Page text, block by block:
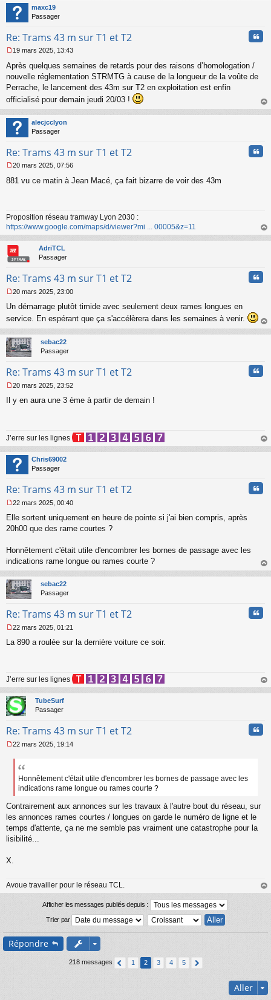
maxc19
Passager
Re: Trams 43 m sur T1 et T2
e
s
g
n
o
n
u
19 mars 2025, 13:43
Après quelques semaines de retards pour des raisons d’homologation /
nouvelle réglementation STRMTG à cause de la longueur de la voûte de
Perrache, le lancement des 43m sur T2 en exploitation est enfin
officialisé pour demain jeudi 20/03 !
au
alecjcclyon
Passager
Re: Trams 43 m sur T1 et T2
e
g
e
n
o
n
l
20 mars 2025, 07:56
881 vu ce matin à Jean Macé, ça fait bizarre de voir des 43m
Proposition réseau tramway Lyon 2030 :
https://www.google.com/maps/d/viewer?mi ... 00005&z=11
au
AdriTCL
Passager
Re: Trams 43 m sur T1 et T2
e
s
a
g
e
o
l
u
20 mars 2025, 23:00
Un démarrage plutôt timide avec seulement deux rames longues en
service. En espérant que ça s'accélèrera dans les semaines à venir.
au
sebac22
Passager
Re: Trams 43 m sur T1 et T2
e
g
e
n
o
n
u
20 mars 2025, 23:52
Il y en aura une 3 ème à partir de demain !
J’erre sur les lignes
au
Chris69002
Passager
Re: Trams 43 m sur T1 et T2
e
s
g
e
n
o
n
l
22 mars 2025, 00:40
Elle sortent uniquement en heure de pointe si j'ai bien compris, après
20h00 que des rame courtes ?
Honnêtement c'était utile d'encombrer les bornes de passage avec les
indications rame longue ou rames courte ?
au
sebac22
Passager
Re: Trams 43 m sur T1 et T2
e
g
e
n
o
n
u
22 mars 2025, 01:21
La 890 a roulée sur la dernière voiture ce soir.
J’erre sur les lignes
au
TubeSurf
Passager
Re: Trams 43 m sur T1 et T2
e
g
e
n
n
l
22 mars 2025, 19:14
Honnêtement c'était utile d'encombrer les bornes de passage avec les
indications rame longue ou rames courte ?
Contrairement aux annonces sur les travaux à l'autre bout du réseau, sur
les annonces rames courtes / longues on garde le numéro de ligne et le
temps d'attente, ça ne me semble pas vraiment une catastrophe pour la
lisibilité...
X.
Avoue travailler pour le réseau TCL.
au
Afficher les messages publiés depuis :
Trier par
Répondre
218 messages 1 2 3 4 5
Aller